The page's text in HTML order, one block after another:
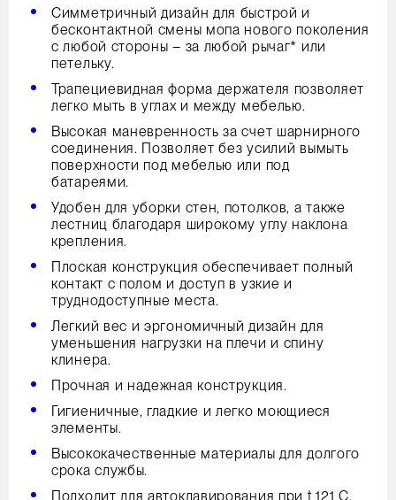
Симметричный дизайн для быстрой и
бесконтактной смены мопа нового поколения
с любой стороны – за любой рычаг* или
петельку.
Трапециевидная форма держателя позволяет
легко мыть в углах и между мебелью.
Высокая маневренность за счет шарнирного
соединения. Позволяет без усилий вымыть
поверхности под мебелью или под
батареями.
Удобен для уборки стен, потолков, а также
лестниц благодаря широкому углу наклона
крепления.
Плоская конструкция обеспечивает полный
контакт с полом и доступ в узкие и
труднодоступные места.
Легкий вес и эргономичный дизайн для
уменьшения нагрузки на плечи и спину
клинера.
Прочная и надежная конструкция.
Гигиеничные, гладкие и легко моющиеся
элементы.
Высококачественные материалы для долгого
срока службы.
Подходит для автоклавирования при t 121 С.